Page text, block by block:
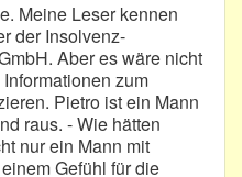
Meine Leser kennen
der Insolvenz-
Aber es wäre nicht
Informationen zum
Pietro ist ein Mann
raus. - Wie hätten
nur ein Mann mit
Gefühl für die